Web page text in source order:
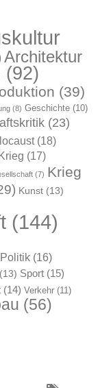
Architektur
(92)
(39)
(8) Geschichte (10)
(23)
(18)
(17)
(7) Krieg
Kunst (13)
(144)
Politik (16)
(13) Sport (15)
(14) Verkehr (11)
(56)